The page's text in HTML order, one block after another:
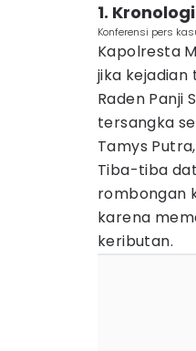
1.
Konferensi pers
Kapolresta
jika kejadian
Raden Panji
tersangka
Tamys
Tiba-tiba
rombongan
karena
keributan.